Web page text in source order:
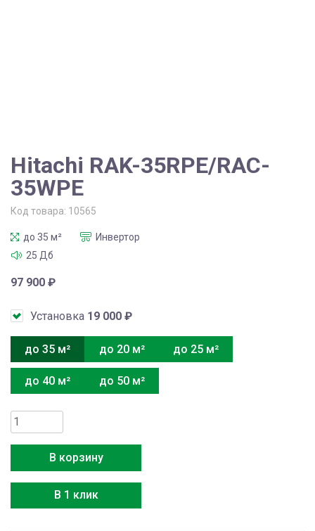
Hitachi RAK-35RPE/RAC-
35WPE
Код товара: 10565
до 35 м²
Инвертор
25 Дб
97 900 ₽
Установка 19 000 ₽
до 35 м² до 20 м² до 25 м²
до 40 м² до 50 м²
Количество
товара
RAK-
35RPE/RAC-
В корзину
В 1 клик